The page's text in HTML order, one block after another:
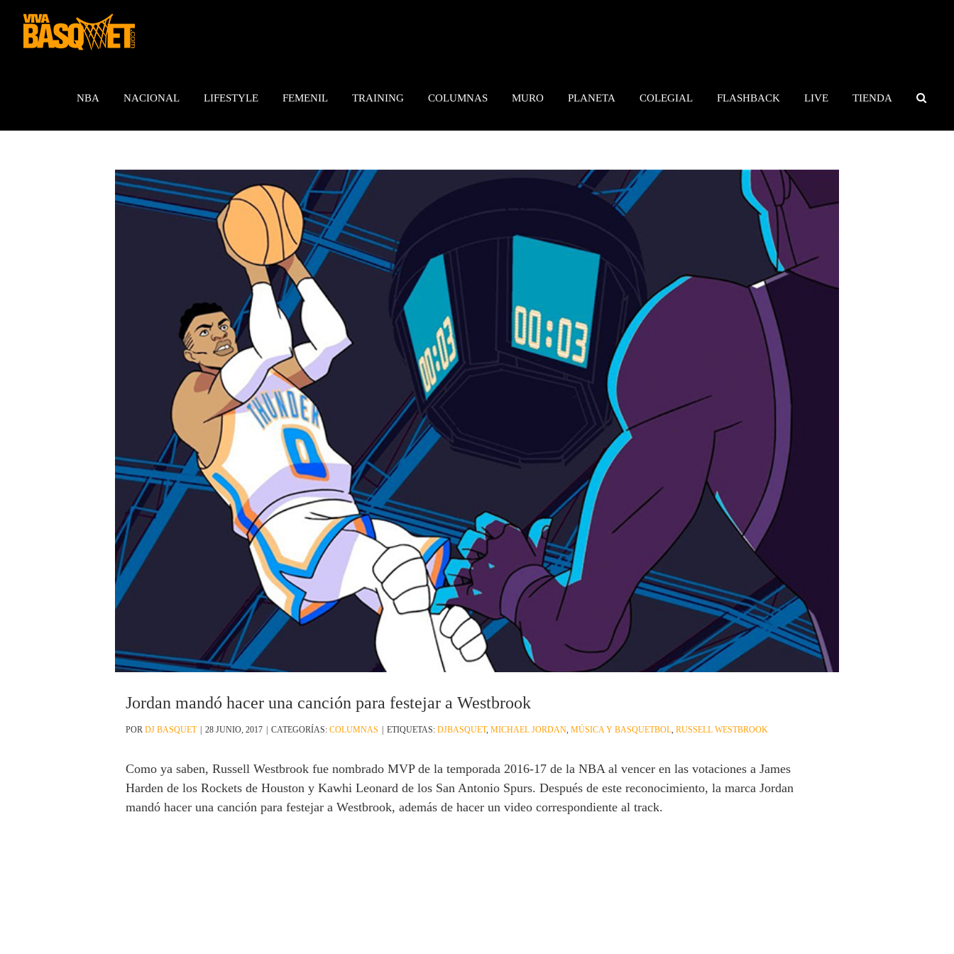
contenido
NBA NACIONAL LIFESTYLE FEMENIL TRAINING COLUMNAS MURO PLANETA COLEGIAL FLASHBACK LIVE TIENDA
Jordan mandó hacer una canción para festejar a Westbrook
POR DJ BASQUET 28 JUNIO, 2017 CATEGORÍAS: COLUMNAS ETIQUETAS: DJBASQUET, MICHAEL JORDAN, MÚSICA Y BASQUETBOL, RUSSELL WESTBROOK
Como ya saben, Russell Westbrook fue nombrado MVP de la temporada 2016-17 de la NBA al vencer en las votaciones a James
Harden de los Rockets de Houston y Kawhi Leonard de los San Antonio Spurs. Después de este reconocimiento, la marca Jordan
mandó hacer una canción para festejar a Westbrook, además de hacer un video correspondiente al track.